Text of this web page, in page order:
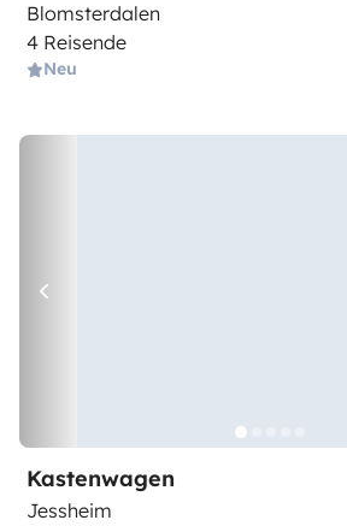
Blomsterdalen
4 Reisende
Neu
Kastenwagen
Jessheim